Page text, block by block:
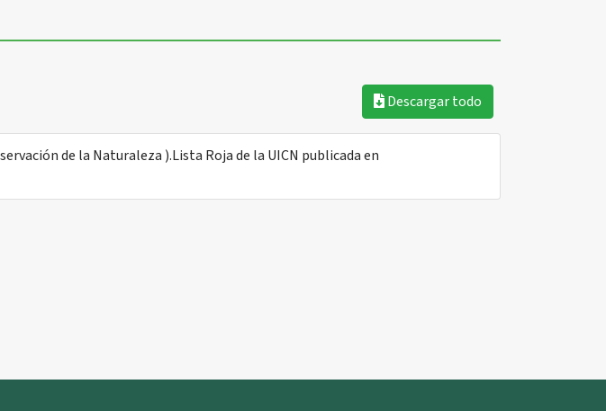
Descargar todo
de la Naturaleza ).Lista Roja de la UICN publicada en